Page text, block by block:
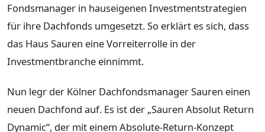
Fondsmanager in hauseigenen Investmentstrategien
für ihre Dachfonds umgesetzt. So erklärt es sich, dass
das Haus Sauren eine Vorreiterrolle in der
Investmentbranche einnimmt.
Nun legr der Kölner Dachfondsmanager Sauren einen
neuen Dachfond auf. Es ist der „Sauren Absolut Return
Dynamic“, der mit einem Absolute-Return-Konzept